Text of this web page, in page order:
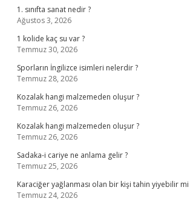
1. sınıfta sanat nedir ?
Ağustos 3, 2026
1 kolide kaç su var ?
Temmuz 30, 2026
Sporların İngilizce isimleri nelerdir ?
Temmuz 28, 2026
Kozalak hangi malzemeden oluşur ?
Temmuz 26, 2026
Kozalak hangi malzemeden oluşur ?
Temmuz 26, 2026
Sadaka-i cariye ne anlama gelir ?
Temmuz 25, 2026
Karaciğer yağlanması olan bir kişi tahin yiyebilir mi
Temmuz 24, 2026